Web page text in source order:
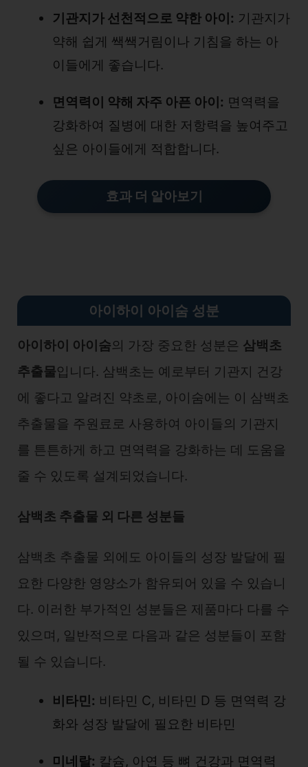
기관지가 선천적으로 약한 아이: 기관지가
약해 쉽게 쌕쌕거림이나 기침을 하는 아
이들에게 좋습니다.
면역력이 약해 자주 아픈 아이: 면역력을
강화하여 질병에 대한 저항력을 높여주고
싶은 아이들에게 적합합니다.
효과 더 알아보기
아이하이 아이숨 성분
아이하이 아이숨의 가장 중요한 성분은 삼백초
추출물입니다. 삼백초는 예로부터 기관지 건강
에 좋다고 알려진 약초로, 아이숨에는 이 삼백초
추출물을 주원료로 사용하여 아이들의 기관지
를 튼튼하게 하고 면역력을 강화하는 데 도움을
줄 수 있도록 설계되었습니다.
삼백초 추출물 외 다른 성분들
삼백초 추출물 외에도 아이들의 성장 발달에 필
요한 다양한 영양소가 함유되어 있을 수 있습니
다. 이러한 부가적인 성분들은 제품마다 다를 수
있으며, 일반적으로 다음과 같은 성분들이 포함
될 수 있습니다.
비타민: 비타민 C, 비타민 D 등 면역력 강
화와 성장 발달에 필요한 비타민
미네랄: 칼슘, 아연 등 뼈 건강과 면역력